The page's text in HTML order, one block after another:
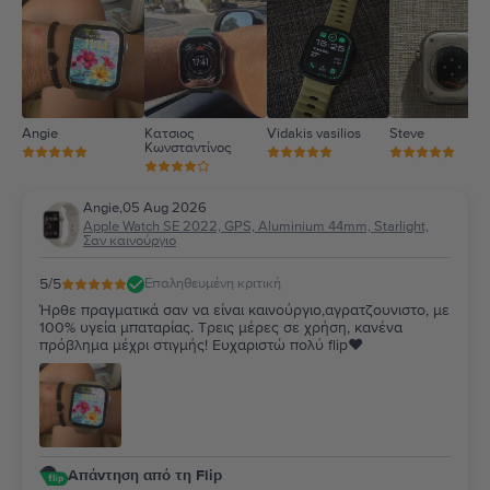
2
1
Angie
Κατσιος
Κωνσταντίνος
Vidakis vasilios Steve
Angie,05 Aug 2026
Apple Watch SE 2022, GPS, Aluminium 44mm, Starlight,
Σαν καινούργιο
5/5 Επαληθευμένη κριτική
Ήρθε πραγματικά σαν να είναι καινούργιο,αγρατζουνιστο, με
100% υγεία μπαταρίας. Τρεις μέρες σε χρήση, κανένα
πρόβλημα μέχρι στιγμής! Ευχαριστώ πολύ flip❤️
Απάντηση από τη Flip